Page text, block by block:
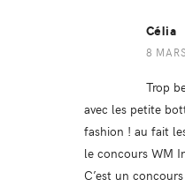
Célia
8
Trop
avec les petite
fashion ! au fait
le concours WM
C’est un